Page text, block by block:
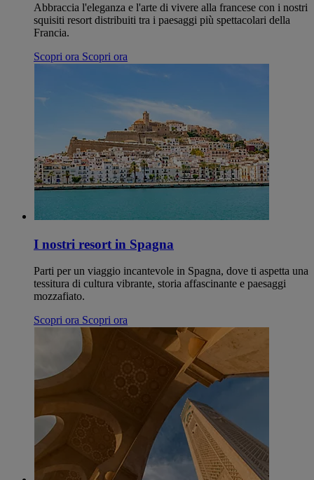
Abbraccia l'eleganza e l'arte di vivere alla francese con i nostri
squisiti resort distribuiti tra i paesaggi più spettacolari della
Francia.
Scopri ora Scopri ora
I nostri resort in Spagna
Parti per un viaggio incantevole in Spagna, dove ti aspetta una
tessitura di cultura vibrante, storia affascinante e paesaggi
mozzafiato.
Scopri ora Scopri ora